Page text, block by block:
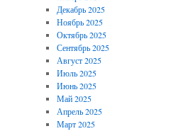
Декабрь 2025
Ноябрь 2025
Октябрь 2025
Сентябрь 2025
Август 2025
Июль 2025
Июнь 2025
Май 2025
Апрель 2025
Март 2025